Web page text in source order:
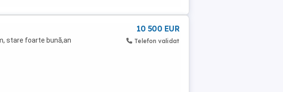
stare foarte bună,an
10 500 EUR
Telefon validat